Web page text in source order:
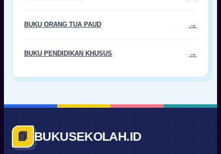
BUKU ORANG TUA PAUD
BUKU PENDIDIKAN KHUSUS
📘 BUKUSEKOLAH.ID